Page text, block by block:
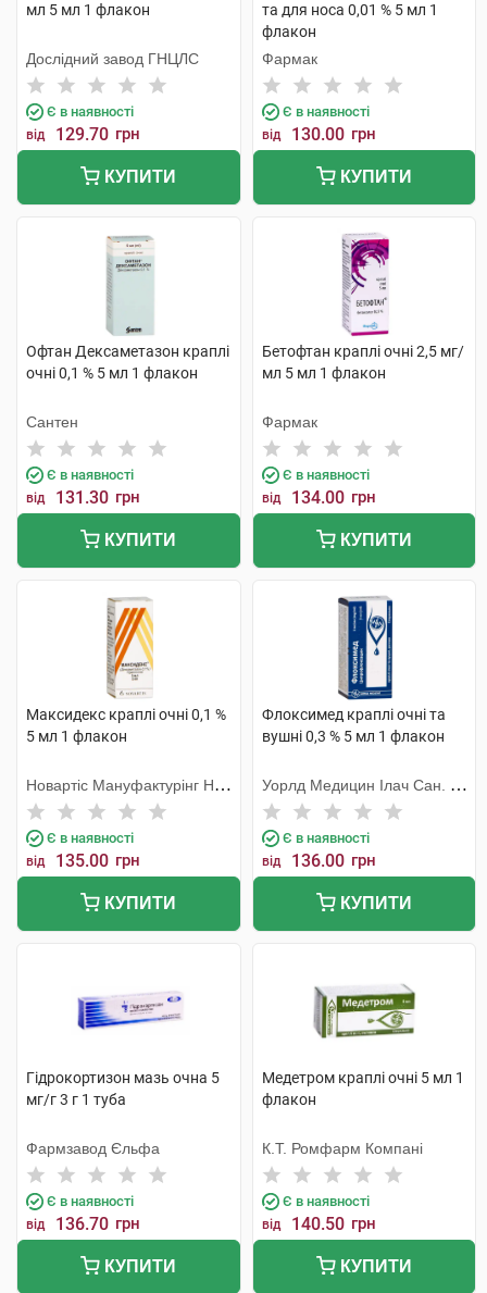
мл 5 мл 1 флакон
Дослідний завод ГНЦЛС
Є в наявності
від 129.70 грн
КУПИТИ
та для носа 0,01 % 5 мл 1
флакон
Фармак
Є в наявності
від 130.00 грн
КУПИТИ
Офтан Дексаметазон краплі
очні 0,1 % 5 мл 1 флакон
Сантен
Є в наявності
від 131.30 грн
КУПИТИ
Бетофтан краплі очні 2,5 мг/
мл 5 мл 1 флакон
Фармак
Є в наявності
від 134.00 грн
КУПИТИ
Максидекс краплі очні 0,1 %
5 мл 1 флакон
Новартіс Мануфактурінг НВ,
Бельгія
Є в наявності
від 135.00 грн
КУПИТИ
Флоксимед краплі очні та
вушні 0,3 % 5 мл 1 флакон
Уорлд Медицин Ілач Сан. Ве
Тідж
Є в наявності
від 136.00 грн
КУПИТИ
Гідрокортизон мазь очна 5
мг/г 3 г 1 туба
Фармзавод Єльфа
Є в наявності
від 136.70 грн
КУПИТИ
Медетром краплі очні 5 мл 1
флакон
К.Т. Ромфарм Компані
Є в наявності
від 140.50 грн
КУПИТИ